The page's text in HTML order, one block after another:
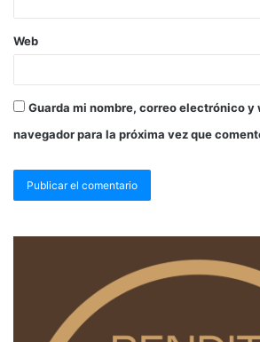
Web
Guarda mi nombre, correo electrónico y
navegador para la próxima vez que